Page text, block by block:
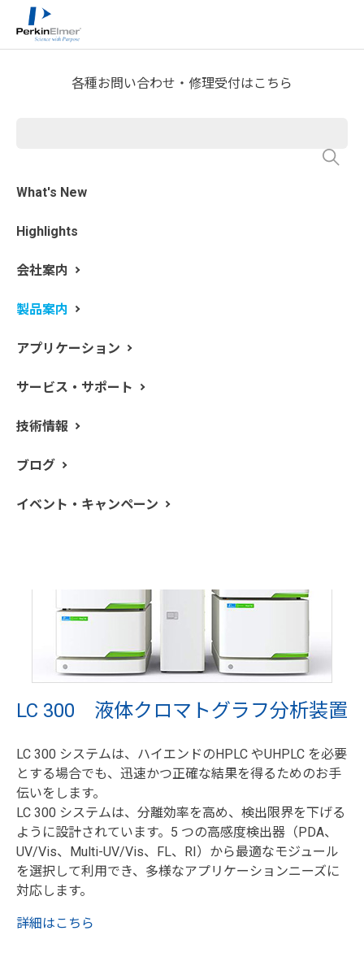
各種お問い合わせ・修理受付はこちら
What's New
Highlights
会社案内
製品案内
アプリケーション
サービス・サポート
技術情報
ブログ
イベント・キャンペーン
ホーム
LC分析には逆相、順相、イオン交換、GPC等の様々な分
す。その中で最も普及しているのが逆相分析です。逆相
ムケミストリーおよび移動相pHと移動相有機溶媒の3つ
することで多彩な分離パターンの実現が可能となりま
パーキンエルマーより新たに発売された革新的なLCは逆
ました。
LC 300 液体クロマトグラフ分析装置
LC 300 システムは、ハイエンドのHPLC やUHPLC を必要
とする場合でも、迅速かつ正確な結果を得るためのお手
伝いをします。
LC 300 システムは、分離効率を高め、検出限界を下げる
ように設計されています。5 つの高感度検出器（PDA、
UV/Vis、Multi-UV/Vis、FL、RI）から最適なモジュール
を選択して利用でき、多様なアプリケーションニーズに
対応します。
詳細はこちら